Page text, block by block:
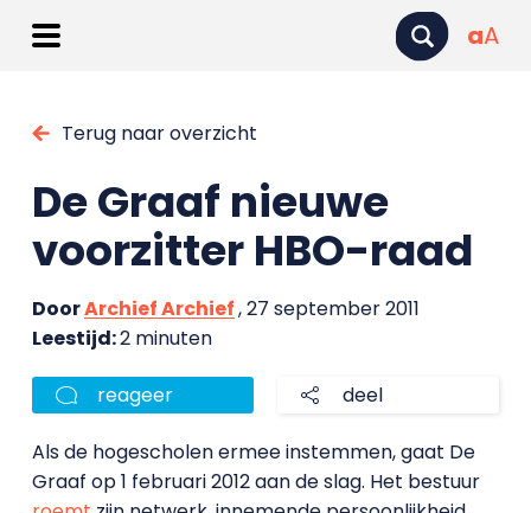
aA
Terug naar overzicht
De Graaf nieuwe
voorzitter HBO-raad
DoorArchief Archief, 27 september 2011
Leestijd:2 minuten
reageer deel
Als de hogescholen ermee instemmen, gaat De
Graaf op 1 februari 2012 aan de slag. Het bestuur